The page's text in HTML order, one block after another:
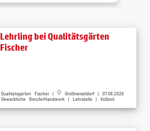
Lehrling bei Qualitätsgärten
Fischer
Qualitätsgärten Fischer |
Großmeiseldorf | 07.08.2026
Gewerbliche Berufe/Handwerk | Lehrstelle | Vollzeit